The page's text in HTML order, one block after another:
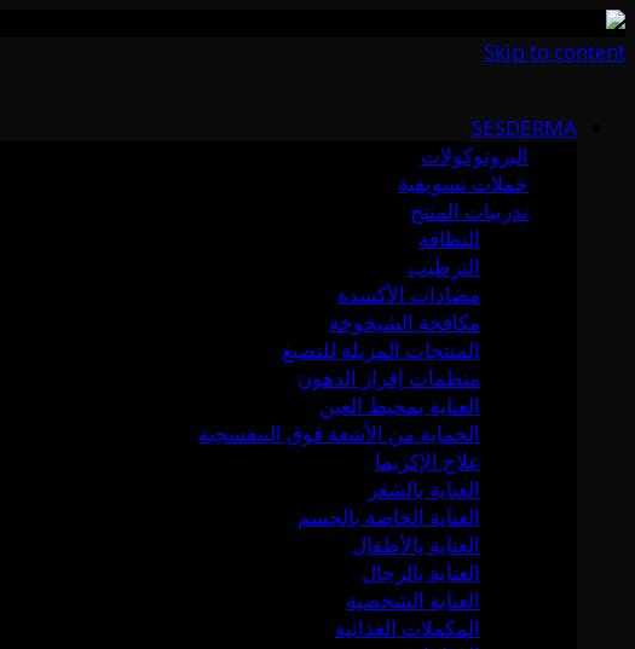
Skip to content
SESDERMA
البروتوكولات
حملات تسويقية
تدريبات المنتج
النظافة
الترطيب
مضادات الأكسدة
مكافحة الشيخوخة
المنتجات المزيلة للتصبغ
منظمات إفراز الدهون
العناية بمحيط العين
الحماية من الأشعة فوق البنفسجية
علاج الإكزيما
العناية بالشعر
العناية الخاصة بالجسم
العناية بالأطفال
العناية بالرجال
العناية الشخصية
المكملات الغذائية